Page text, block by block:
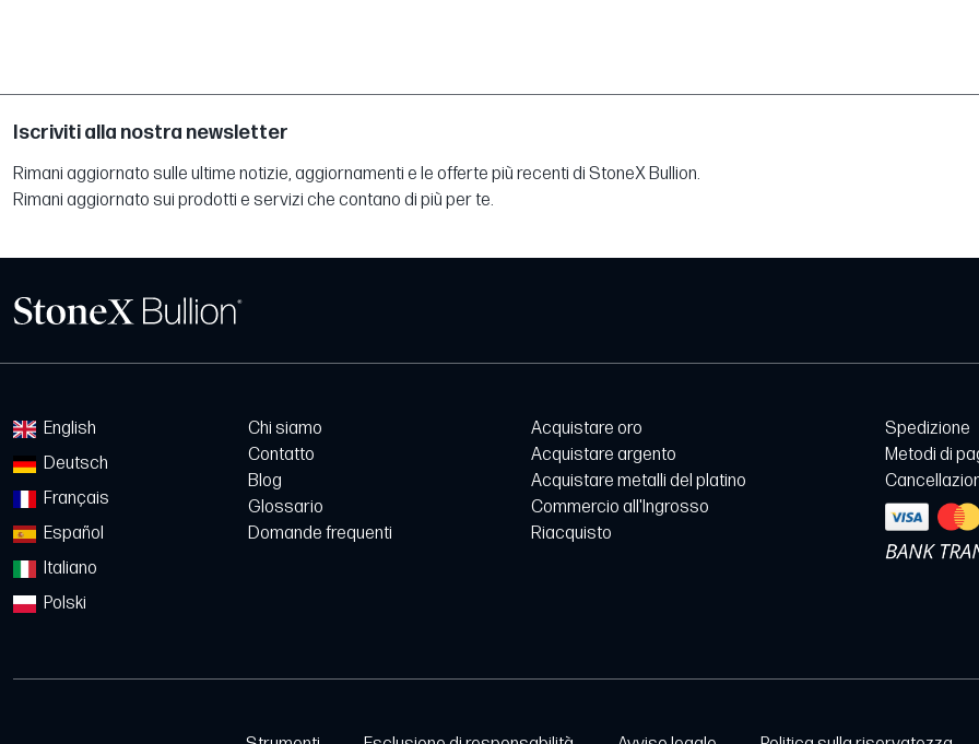
Iscriviti alla nostra newsletter
Rimani aggiornato sulle ultime notizie, aggiornamenti e le offerte più recenti di StoneX Bullion.
Rimani aggiornato sui prodotti e servizi che contano di più per te.
English
Deutsch
Français
Español
Italiano
Polski
Chi siamo
Contatto
Blog
Glossario
Domande frequenti
Acquistare oro
Acquistare argento
Acquistare metalli del platino
Commercio all'Ingrosso
Riacquisto
Spedizione
Metodi di